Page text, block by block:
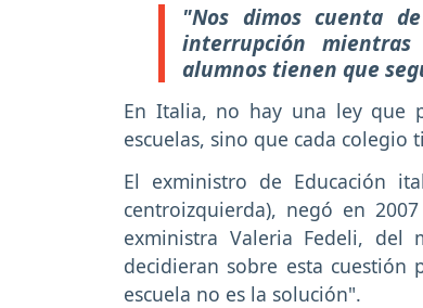
"Nos dimos cuenta
interrupción
alumnos tienen que
En Italia, no hay una ley que
escuelas, sino que cada colegio
El exministro de Educación
centroizquierda), negó en
exministra Valeria Fedeli, del
decidieran sobre esta
escuela no es la solución".